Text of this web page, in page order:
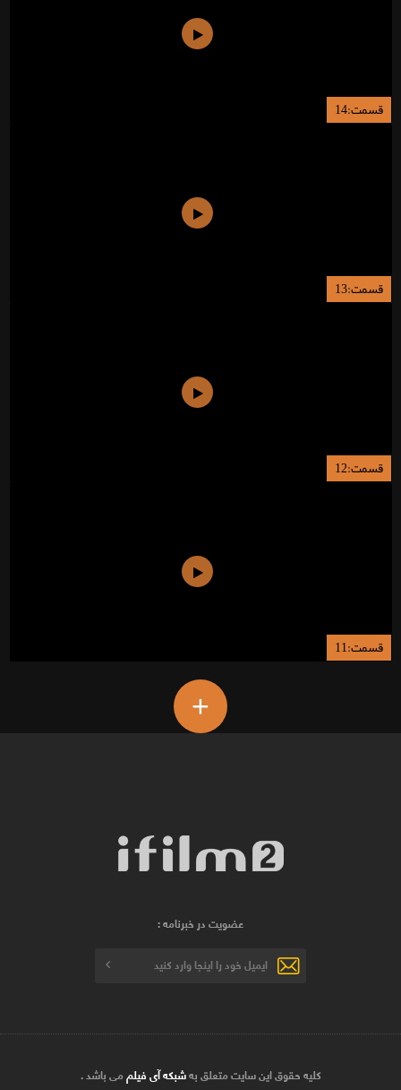
قسمت:14
قسمت:13
قسمت:12
قسمت:11
+
عضویت در خبرنامه :
کلیه حقوق این سایت متعلق بهشبکه آی فیلممی باشد .